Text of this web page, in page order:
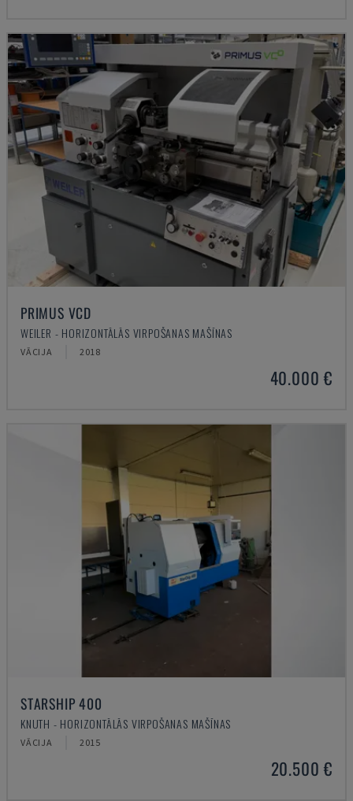
PRIMUS VCD
WEILER - HORIZONTĀLĀS VIRPOŠANAS MAŠĪNAS
VĀCIJA 2018
40.000 €
STARSHIP 400
KNUTH - HORIZONTĀLĀS VIRPOŠANAS MAŠĪNAS
VĀCIJA 2015
20.500 €